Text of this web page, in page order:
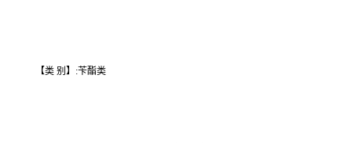
【类 别】:苄酯类